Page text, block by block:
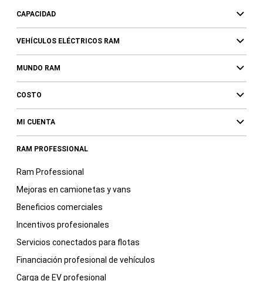
CAPACIDAD
VEHÍCULOS ELÉCTRICOS RAM
MUNDO RAM
COSTO
MI CUENTA
RAM PROFESSIONAL
Ram Professional
Mejoras en camionetas y vans
Beneficios comerciales
Incentivos profesionales
Servicios conectados para flotas
Financiación profesional de vehículos
Carga de EV profesional